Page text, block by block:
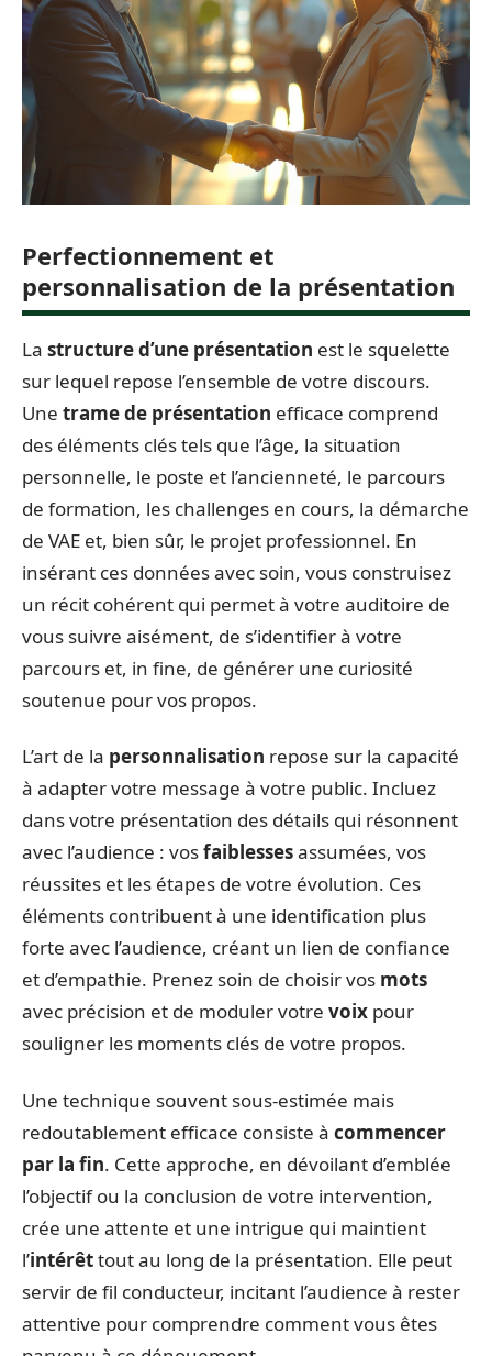
Perfectionnement et
personnalisation de la présentation
La structure d’une présentation est le squelette
sur lequel repose l’ensemble de votre discours.
Une trame de présentation efficace comprend
des éléments clés tels que l’âge, la situation
personnelle, le poste et l’ancienneté, le parcours
de formation, les challenges en cours, la démarche
de VAE et, bien sûr, le projet professionnel. En
insérant ces données avec soin, vous construisez
un récit cohérent qui permet à votre auditoire de
vous suivre aisément, de s’identifier à votre
parcours et, in fine, de générer une curiosité
soutenue pour vos propos.
L’art de la personnalisation repose sur la capacité
à adapter votre message à votre public. Incluez
dans votre présentation des détails qui résonnent
avec l’audience : vosfaiblessesassumées, vos
réussites et les étapes de votre évolution. Ces
éléments contribuent à une identification plus
forte avec l’audience, créant un lien de confiance
et d’empathie. Prenez soin de choisir vos mots
avec précision et de moduler votre voix pour
souligner les moments clés de votre propos.
Une technique souvent sous-estimée mais
redoutablement efficace consiste à commencer
par la fin. Cette approche, en dévoilant d’emblée
l’objectif ou la conclusion de votre intervention,
crée une attente et une intrigue qui maintient
l’intérêttout au long de la présentation. Elle peut
servir de fil conducteur, incitant l’audience à rester
attentive pour comprendre comment vous êtes